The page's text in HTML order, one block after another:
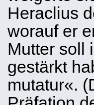
Heraclius
worauf er
Mutter soll
gestärkt
mutatur«.